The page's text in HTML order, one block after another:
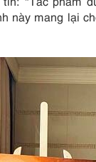
này mang lại